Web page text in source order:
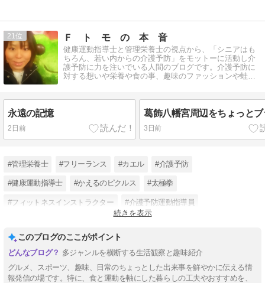
21 Ｆ ト モ の 本 音
健康運動指導士と管理栄養士の視点から、「シニアはも
ちろん、若い内からの介護予防」をモットーに活動し介
護予防に力を注いでいる人間のブログです。介護予防に
対する想いや栄養や食の事、趣味のファッションや蛙に
永遠の記憶
2日前
葛飾八幡宮周辺をちょっと
3日前
#管理栄養士 #フリーランス #カエル #介護予防
#健康運動指導士 #かえるのピクルス #太極拳
#フィットネスインストラクター #介護予防運動指導員
続きを表示
このブログのここがポイント
多ジャンルを横断する生活観察と趣味紹介
グルメ、スポーツ、趣味、日常のちょっとした出来事を鮮やかに伝える情
報発信の場です。特に、食と運動を軸にした暮らしの工夫やおすすめを、